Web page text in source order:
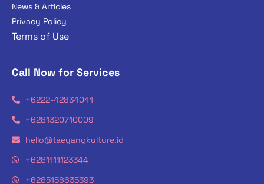
News & Articles
Privacy Policy
Terms of Use
Call Now for Services
+6222-42834041
+6281320710009
hello@taeyangkulture.id
+6281111123344
+6285156635393